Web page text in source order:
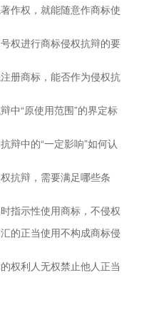
作权，就能随意作商标使
权进行商标侵权抗辩的要
册商标，能否作为侵权抗
中“原使用范围”的界定标
辩中的“一定影响”如何认
抗辩，需要满足哪些条
指示性使用商标，不侵权
的正当使用不构成商标侵
权利人无权禁止他人正当